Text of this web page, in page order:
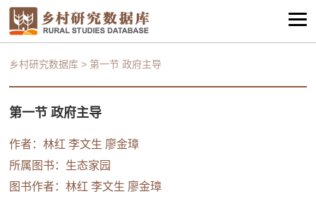
乡村研究数据库 > 第一节 政府主导
第一节 政府主导
作者：林红 李文生 廖金璋
所属图书： 生态家园
图书作者：林红 李文生 廖金璋